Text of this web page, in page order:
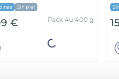
Sin piel
€ Pack 4u 400 g